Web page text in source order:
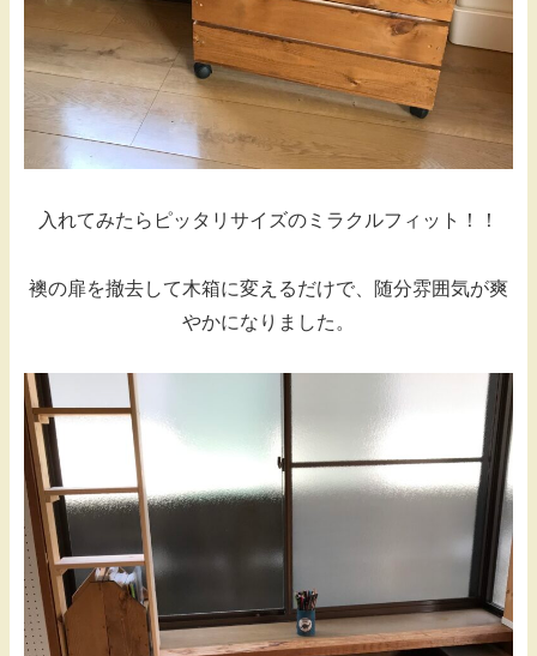
入れてみたらピッタリサイズのミラクルフィット！！
襖の扉を撤去して木箱に変えるだけで、随分雰囲気が爽
やかになりました。